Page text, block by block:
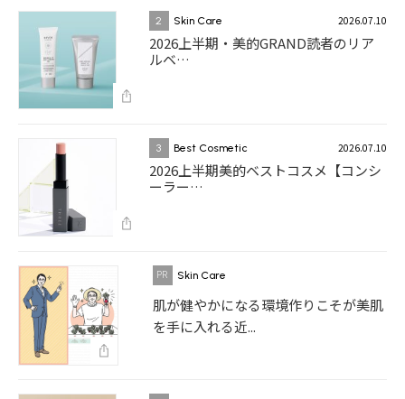
2 Skin Care 2026.07.10
2026上半期・美的GRAND読者のリア
ルベ…
3 Best Cosmetic 2026.07.10
2026上半期美的ベストコスメ【コンシ
ーラー…
Skin Care
肌が健やかになる環境作りこそが美肌
を手に入れる近...